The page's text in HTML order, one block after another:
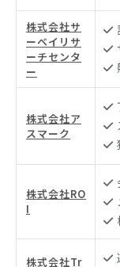
株式会社サ
ーベイリサ
ーチセンタ
ー
株式会社ア
スマーク
株式会社RO
I
株式会社Tr